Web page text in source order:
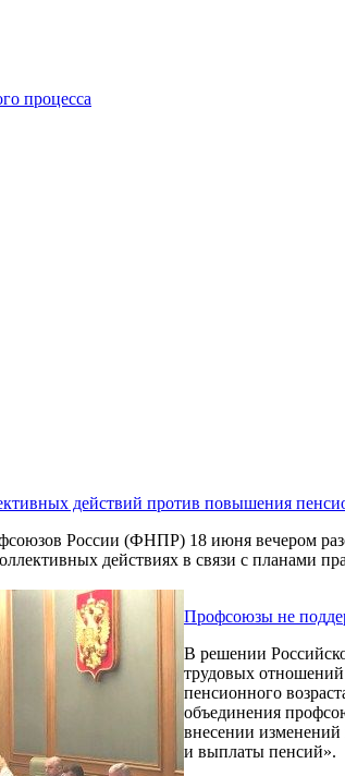
процесса
действий против повышения
России (ФНПР) 18 июня вечером
действиях в связи с планами
Профсоюзы не
В решении
трудовых
пенсионного
объединения
внесении изменений
и выплаты пенсий».